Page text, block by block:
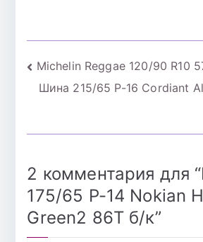
Навигация
по
записям
Michelin Reggae 120/90 R10
Шина 215/65 Р-16 Cordiant
2 комментария для “
175/65 Р-14 Nokian
Green2 86T б/к”